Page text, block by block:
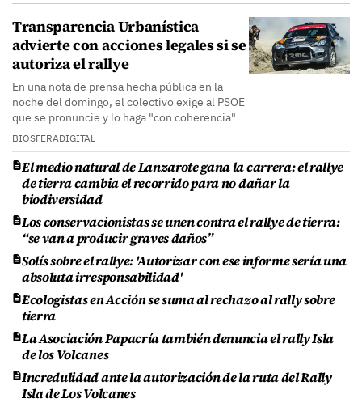
Transparencia Urbanística
advierte con acciones legales si se
autoriza el rallye
En una nota de prensa hecha pública en la
noche del domingo, el colectivo exige al PSOE
que se pronuncie y lo haga "con coherencia"
BIOSFERADIGITAL
El medio natural de Lanzarote gana la carrera: el rallye
de tierra cambia el recorrido para no dañar la
biodiversidad
Los conservacionistas se unen contra el rallye de tierra:
“se van a producir graves daños”
Solís sobre el rallye: 'Autorizar con ese informe sería una
absoluta irresponsabilidad'
Ecologistas en Acción se suma al rechazo al rally sobre
tierra
La Asociación Papacría también denuncia el rally Isla
de los Volcanes
Incredulidad ante la autorización de la ruta del Rally
Isla de Los Volcanes